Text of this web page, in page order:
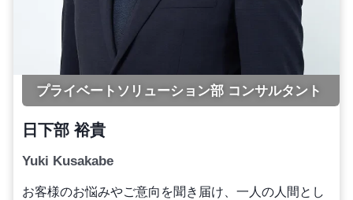
プライベートソリューション部 コンサルタント
日下部 裕貴
Yuki Kusakabe
お客様のお悩みやご意向を聞き届け、一人の人間とし